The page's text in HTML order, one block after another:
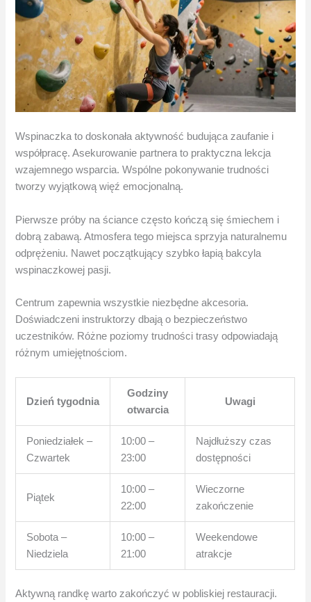
Wspinaczka to doskonała aktywność budująca zaufanie i
współpracę. Asekurowanie partnera to praktyczna lekcja
wzajemnego wsparcia. Wspólne pokonywanie trudności
tworzy wyjątkową więź emocjonalną.
Pierwsze próby na ściance często kończą się śmiechem i
dobrą zabawą. Atmosfera tego miejsca sprzyja naturalnemu
odprężeniu. Nawet początkujący szybko łapią bakcyla
wspinaczkowej pasji.
Centrum zapewnia wszystkie niezbędne akcesoria.
Doświadczeni instruktorzy dbają o bezpieczeństwo
uczestników. Różne poziomy trudności trasy odpowiadają
różnym umiejętnościom.
Dzień tygodnia
Godziny
otwarcia
Uwagi
Poniedziałek –
Czwartek
10:00 –
23:00
Najdłuższy czas
dostępności
Piątek
10:00 –
22:00
Wieczorne
zakończenie
Sobota –
Niedziela
10:00 –
21:00
Weekendowe
atrakcje
Aktywną randkę warto zakończyć w pobliskiej restauracji.